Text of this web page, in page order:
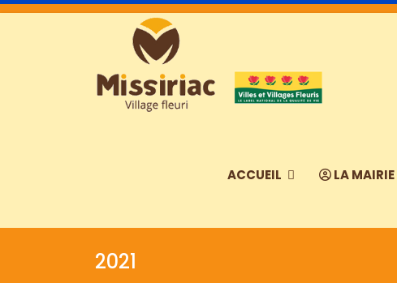
ACCUEIL LA MAIRIE
2021